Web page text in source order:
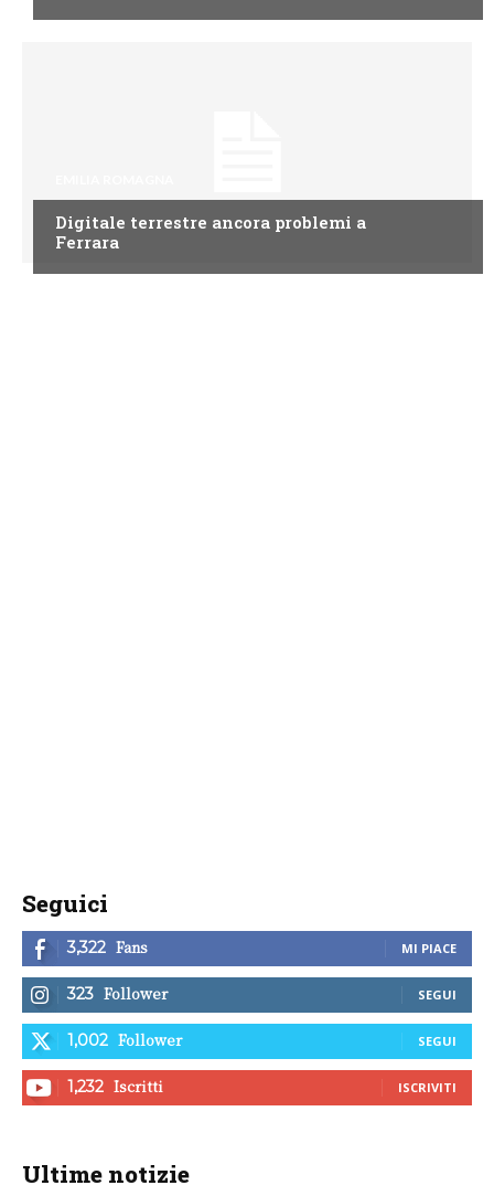
Digitale terrestre ancora problemi a
Ferrara
Seguici
3,322 Fans MI PIACE
323 Follower SEGUI
1,002 Follower SEGUI
1,232 Iscritti ISCRIVITI
Ultime notizie